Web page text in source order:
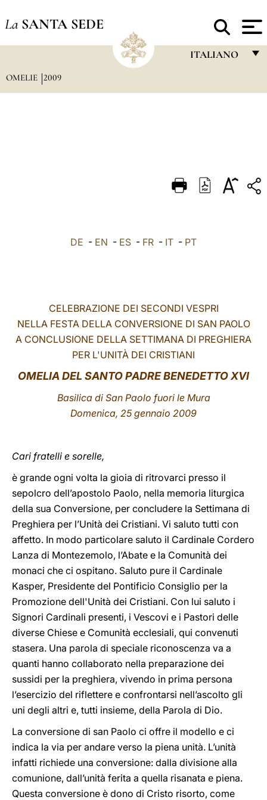
La SANTA SEDE
ITALIANO
DEUTSCH
العربيّة
OMELIE 2009
DE - EN - ES - FR - IT - PT
CELEBRAZIONE DEI SECONDI VESPRI
NELLA FESTA DELLA CONVERSIONE DI SAN PAOLO
A CONCLUSIONE DELLA SETTIMANA DI PREGHIERA
PER L'UNITÀ DEI CRISTIANI
OMELIA DEL SANTO PADRE BENEDETTO XVI
Basilica di San Paolo fuori le Mura
Domenica, 25 gennaio 2009
Cari fratelli e sorelle,
è grande ogni volta la gioia di ritrovarci presso il
sepolcro dell’apostolo Paolo, nella memoria liturgica
della sua Conversione, per concludere la Settimana di
Preghiera per l’Unità dei Cristiani. Vi saluto tutti con
affetto. In modo particolare saluto il Cardinale Cordero
Lanza di Montezemolo, l’Abate e la Comunità dei
monaci che ci ospitano. Saluto pure il Cardinale
Kasper, Presidente del Pontificio Consiglio per la
Promozione dell'Unità dei Cristiani. Con lui saluto i
Signori Cardinali presenti, i Vescovi e i Pastori delle
diverse Chiese e Comunità ecclesiali, qui convenuti
stasera. Una parola di speciale riconoscenza va a
quanti hanno collaborato nella preparazione dei
sussidi per la preghiera, vivendo in prima persona
l’esercizio del riflettere e confrontarsi nell’ascolto gli
uni degli altri e, tutti insieme, della Parola di Dio.
La conversione di san Paolo ci offre il modello e ci
indica la via per andare verso la piena unità. L’unità
infatti richiede una conversione: dalla divisione alla
comunione, dall’unità ferita a quella risanata e piena.
Questa conversione è dono di Cristo risorto, come